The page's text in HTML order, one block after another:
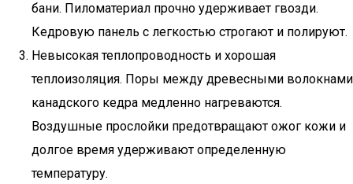
бани. Пиломатериал прочно удерживает гвозди.
Кедровую панель с легкостью строгают и полируют.
Невысокая теплопроводность и хорошая
теплоизоляция. Поры между древесными волокнами
канадского кедра медленно нагреваются.
Воздушные прослойки предотвращают ожог кожи и
долгое время удерживают определенную
температуру.